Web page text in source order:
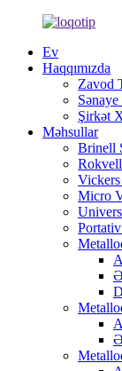
Ev
Haqqımızda
Zavod
Şirkət
Məhsullar
Brinell
Vickers
Micro